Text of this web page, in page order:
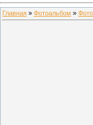
Главная » Фотоальбом »